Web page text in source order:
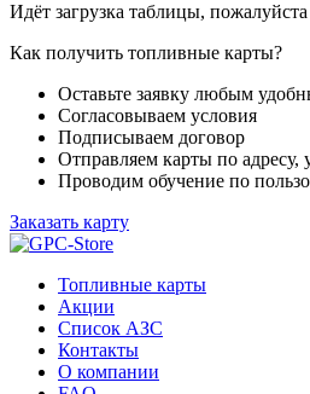
Идёт загрузка таблицы,
Как получить топливные карты?
Оставьте заявку любым
Согласовываем условия
Подписываем договор
Отправляем карты по адресу,
Проводим обучение по
Заказать карту
Топливные карты
Акции
Список АЗС
Контакты
О компании